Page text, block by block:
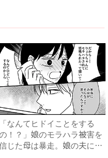
「なんてヒドイことをする
！？」娘のモラハラ被害を
じた母は暴走。娘の夫に電